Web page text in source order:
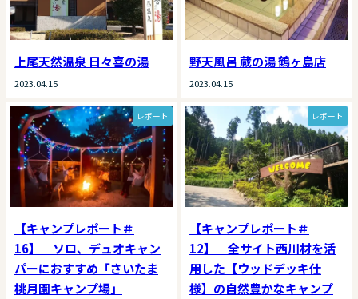
上尾天然温泉 日々喜の湯
2023.04.15
野天風呂 蔵の湯 鶴ヶ島店
2023.04.15
レポート
【キャンプレポート＃
16】 ソロ、デュオキャン
パーにおすすめ「さいたま
桃月園キャンプ場」
レポート
【キャンプレポート＃
12】 全サイト西川材を活
用した【ウッドデッキ仕
様】の自然豊かなキャンプ